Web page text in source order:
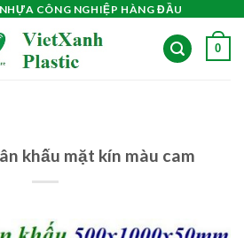
CÔNG NGHIỆP HÀNG ĐẦU
0
khấu mặt kín màu cam